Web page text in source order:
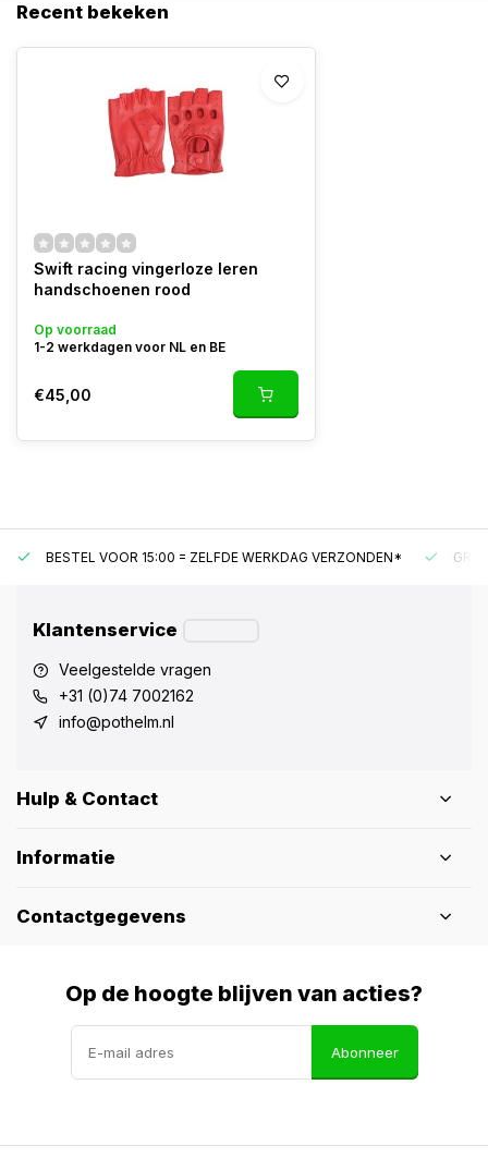
Recent bekeken
Swift racing vingerloze leren
handschoenen rood
Op voorraad
1-2 werkdagen voor NL en BE
€45,00
BESTEL VOOR 15:00 = ZELFDE WERKDAG VERZONDEN*
Klantenservice
Veelgestelde vragen
+31 (0)74 7002162
info@pothelm.nl
Hulp & Contact
Informatie
Contactgegevens
Op de hoogte blijven van acties?
Abonneer